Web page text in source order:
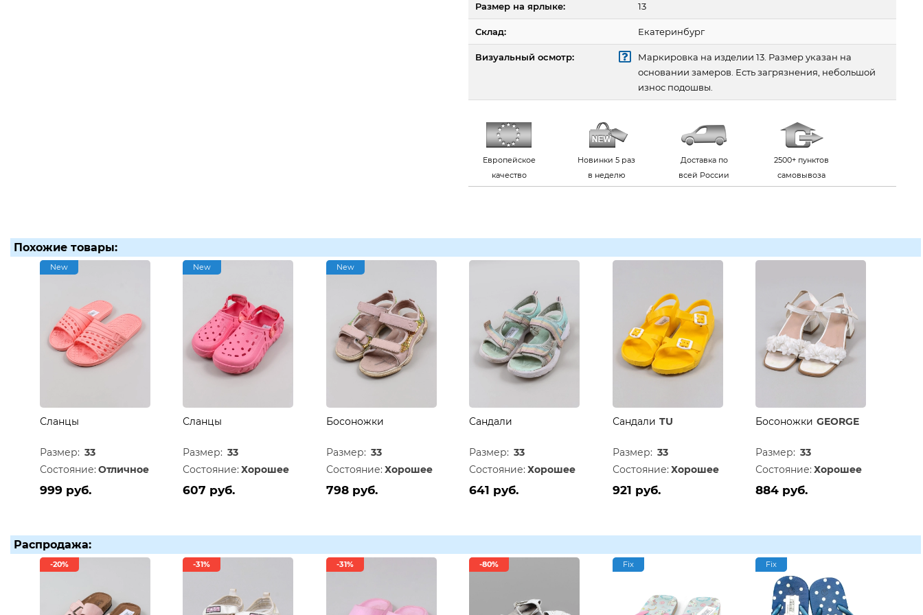
Размер на ярлыке: 13
Склад: Екатеринбург
Визуальный осмотр:
Маркировка на изделии 13. Размер указан на
основании замеров. Есть загрязнения, небольшой
износ подошвы.
Европейское
качество
Новинки 5 раз
в неделю
Доставка по
всей России
2500+ пунктов
самовывоза
Похожие товары:
New
Сланцы
Размер: 33
Состояние: Отличное
999 руб.
New
Сланцы
Размер: 33
Состояние: Хорошее
607 руб.
New
Босоножки
Размер: 33
Состояние: Хорошее
798 руб.
Сандали
Размер: 33
Состояние: Хорошее
641 руб.
Сандали TU
Размер: 33
Состояние: Хорошее
921 руб.
Босоножки GEORGE
Размер: 33
Состояние: Хорошее
884 руб.
Распродажа:
-20% -31% -31% -80% Fix Fix